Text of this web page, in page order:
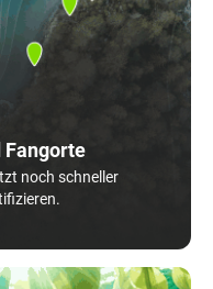
noch schneller